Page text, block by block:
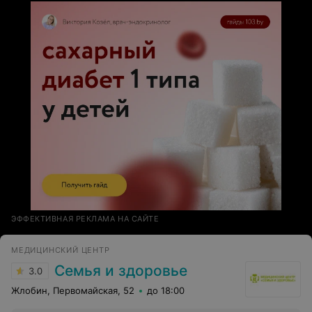
мнение о вполне себе перспективном заведении.
Оправдаю: хороших черт данной стоматологии
намного больше, чем тех, о чем писали ниже.
ЭФФЕКТИВНАЯ РЕКЛАМА НА САЙТЕ
МЕДИЦИНСКИЙ ЦЕНТР
3.0 Семья и здоровье
Жлобин, Первомайская, 52 до 18:00